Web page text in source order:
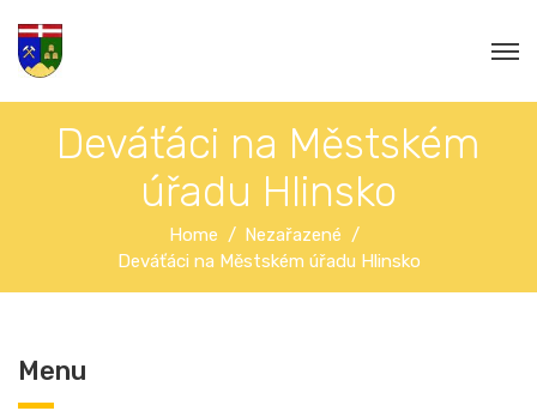
Deváťáci na Městském
úřadu Hlinsko
Home
Nezařazené
Deváťáci na Městském úřadu Hlinsko
Menu